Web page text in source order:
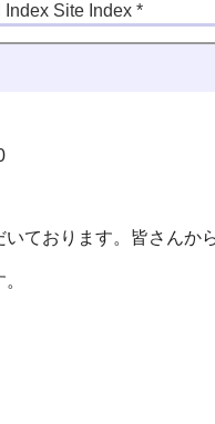
Index Site Index *
ております。皆さんか